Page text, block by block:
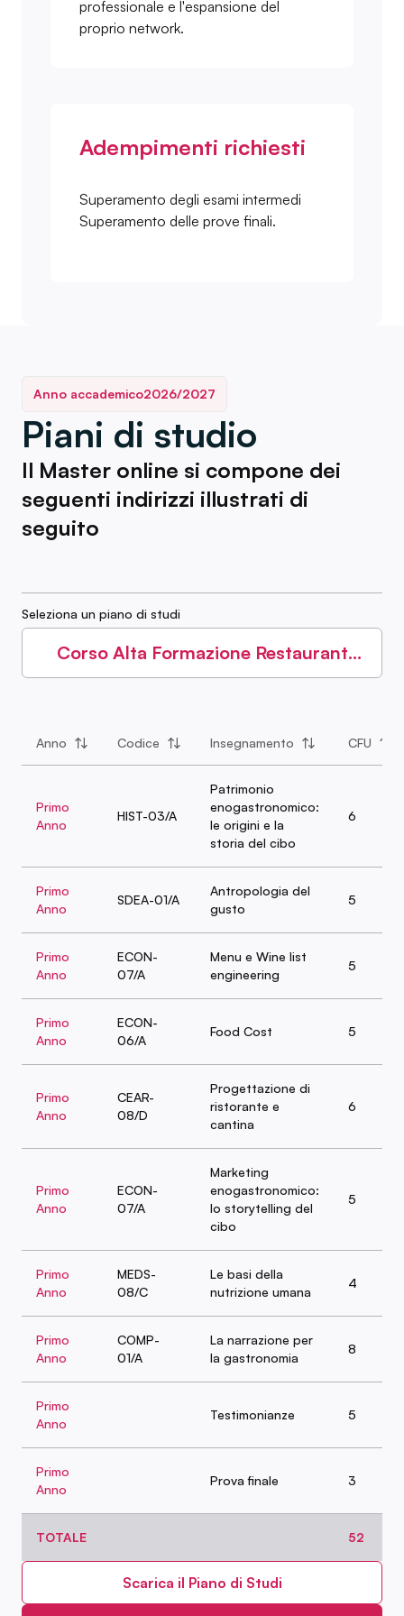
professionale e l'espansione del
proprio network.
Adempimenti richiesti
Superamento degli esami intermedi
Superamento delle prove finali.
Piani di studio
Anno accademico2026/2027
Il Master online si compone dei
seguenti indirizzi illustrati di
seguito
Seleziona un piano di studi
Corso Alta Formazione Restaurant
Manager
Anno Codice Insegnamento CFU
Primo
Anno
HIST-03/A
Patrimonio
enogastronomico:
le origini e la
storia del cibo
6
Primo
Anno
SDEA-01/A
Antropologia del
gusto
5
Primo
Anno
ECON-
07/A
Menu e Wine list
engineering
5
Primo
Anno
ECON-
06/A
Food Cost 5
Primo
Anno
CEAR-
08/D
Progettazione di
ristorante e
cantina
6
Primo
Anno
ECON-
07/A
Marketing
enogastronomico:
lo storytelling del
cibo
5
Primo
Anno
MEDS-
08/C
Le basi della
nutrizione umana
4
Primo
Anno
COMP-
01/A
La narrazione per
la gastronomia
8
Primo
Anno
Testimonianze 5
Primo
Anno
Prova finale 3
TOTALE 52
Scarica il Piano di Studi